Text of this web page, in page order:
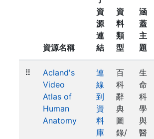
資源名稱
資
源
連
結
資
料
類
型
涵
蓋
主
題
⠿
Acland's
Video
Atlas of
Human
Anatomy
連
線
到
資
料
庫
百
科
辭
典
圖
錄/
生
命
科
學
與
醫